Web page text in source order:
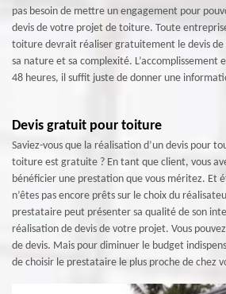
pas besoin de mettre un engagement pour
devis de votre projet de toiture. Toute
toiture devrait réaliser gratuitement le devis
sa nature et sa complexité. L’accomplissement
48 heures, il suffit juste de donner une
Devis gratuit pour toiture
Saviez-vous que la réalisation d’un devis pour
toiture est gratuite ? En tant que client, vous
bénéficier une prestation que vous méritez. Et
n’êtes pas encore prêts sur le choix du
prestataire peut présenter sa qualité de son
réalisation de devis de votre projet. Vous
de devis. Mais pour diminuer le budget
de choisir le prestataire le plus proche de chez